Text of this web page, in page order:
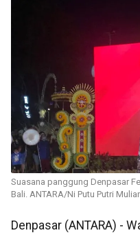
Suasana panggung Denpasar
Bali. ANTARA/Ni Putu Putri
Denpasar (ANTARA) -